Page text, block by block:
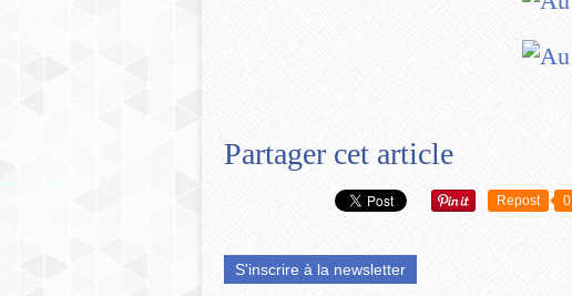
Partager cet article
Repost 0
S'inscrire à la newsletter